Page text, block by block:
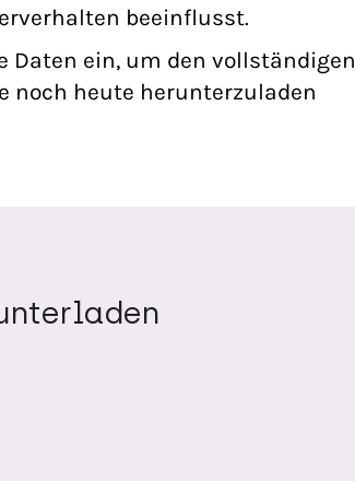
beeinflusst.
Daten ein, um den vollständigen
noch heute herunterzuladen